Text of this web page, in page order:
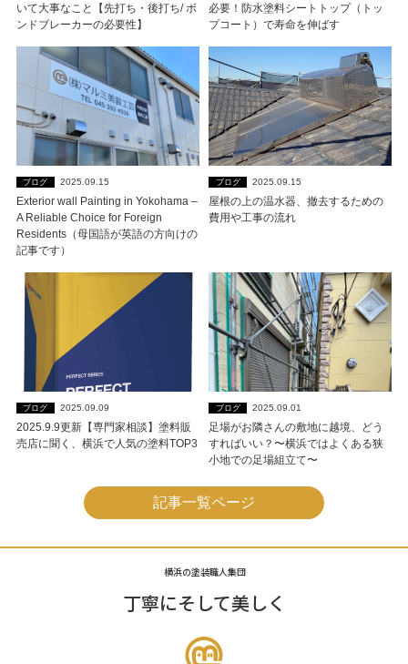
いて大事なこと【先打ち・後打ち/ ボ
ンドブレーカーの必要性】
必要！防水塗料シートトップ（トッ
プコート）で寿命を伸ばす
ブログ 2025.09.15
Exterior wall Painting in Yokohama –
A Reliable Choice for Foreign
Residents（母国語が英語の方向けの
記事です）
ブログ 2025.09.15
屋根の上の温水器、撤去するための
費用や工事の流れ
ブログ 2025.09.09
2025.9.9更新【専門家相談】塗料販
売店に聞く、横浜で人気の塗料TOP3
ブログ 2025.09.01
足場がお隣さんの敷地に越境、どう
すればいい？〜横浜ではよくある狭
小地での足場組立て〜
記事一覧ページ
横浜の塗装職人集団
丁寧にそして美しく